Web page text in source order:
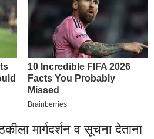
मार्गदर्शन व सूचना देताना